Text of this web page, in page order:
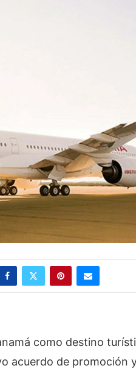
como destino
acuerdo de promoción